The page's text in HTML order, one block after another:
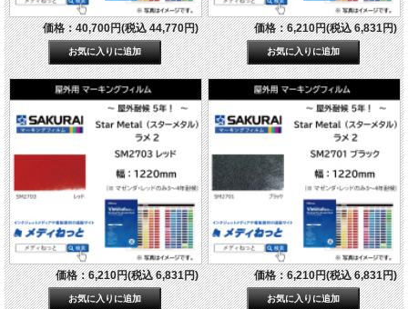
価格：40,700円(税込 44,770円) 価格：6,210円(税込 6,831円)
価格：6,210円(税込 6,831円) 価格：6,210円(税込 6,831円)